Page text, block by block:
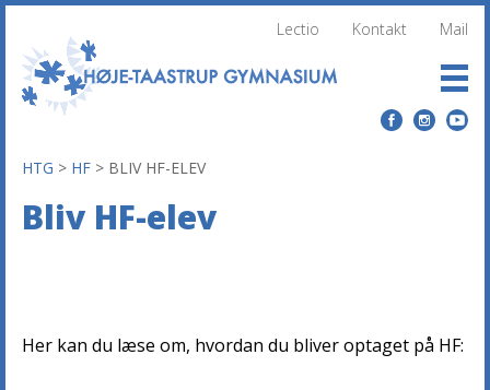
Lectio Kontakt Mail
HTG > HF > BLIV HF-ELEV
Bliv HF-elev
Her kan du læse om, hvordan du bliver optaget på HF: